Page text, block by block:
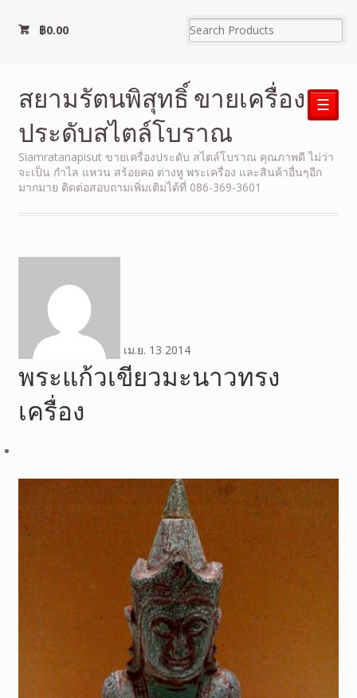
฿0.00
สยามรัตนพิสุทธิ์ ขายเครื่อง
ประดับสไตล์โบราณ
Siamratanapisut ขายเครื่องประดับ สไตล์โบราณ คุณภาพดี ไม่ว่า
จะเป็น กำไล แหวน สร้อยคอ ต่างหู พระเครื่อง และสินค้าอื่นๆอีก
มากมาย ติดต่อสอบถามเพิ่มเติมได้ที่ 086-369-3601
☰
เม.ย. 13 2014
พระแก้วเขียวมะนาวทรง
เครื่อง